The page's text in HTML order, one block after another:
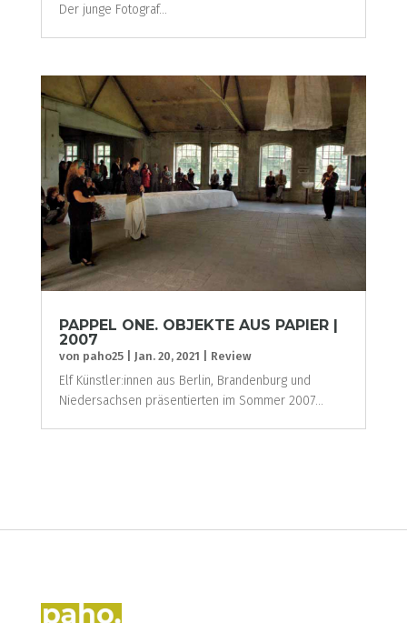
Der junge Fotograf...
PAPPEL ONE. OBJEKTE AUS PAPIER |
2007
von paho25| Jan. 20, 2021 Review
Elf Künstler:innen aus Berlin, Brandenburg und
Niedersachsen präsentierten im Sommer 2007...